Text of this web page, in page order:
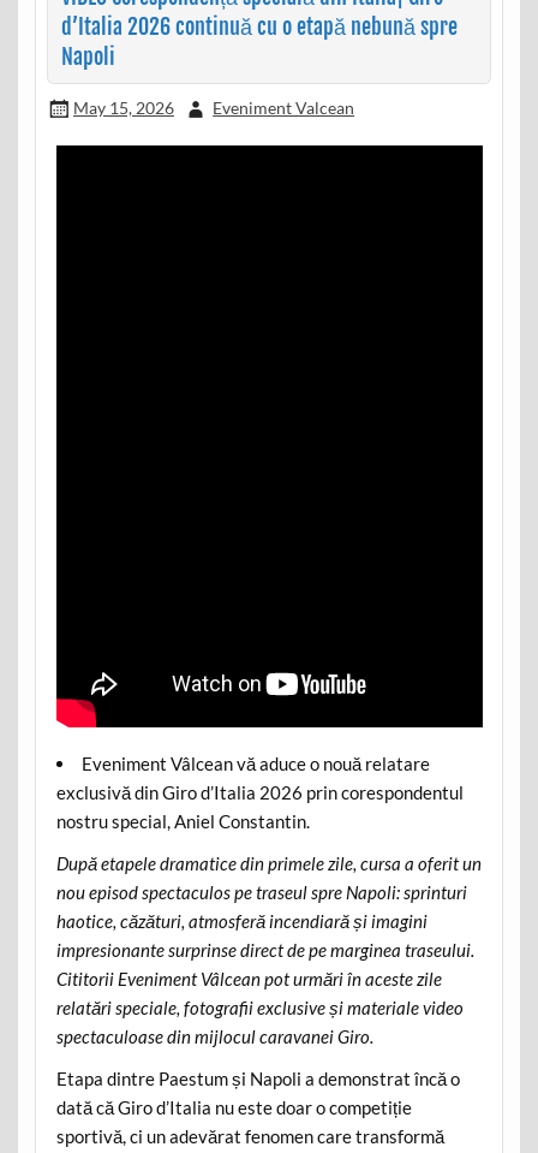
d’Italia 2026 continuă cu o etapă nebună spre
Napoli
May 15, 2026 Eveniment Valcean
Eveniment Vâlcean vă aduce o nouă relatare
exclusivă din Giro d’Italia 2026 prin corespondentul
nostru special, Aniel Constantin.
După etapele dramatice din primele zile, cursa a oferit un
nou episod spectaculos pe traseul spre Napoli: sprinturi
haotice, căzături, atmosferă incendiară și imagini
impresionante surprinse direct de pe marginea traseului.
Cititorii Eveniment Vâlcean pot urmări în aceste zile
relatări speciale, fotografii exclusive și materiale video
spectaculoase din mijlocul caravanei Giro.
Etapa dintre Paestum și Napoli a demonstrat încă o
dată că Giro d’Italia nu este doar o competiție
sportivă, ci un adevărat fenomen care transformă